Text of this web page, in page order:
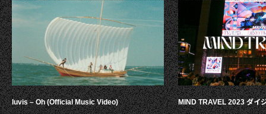
luvis – Oh (Official Music Video) MIND TRAVEL 2023 ダイ